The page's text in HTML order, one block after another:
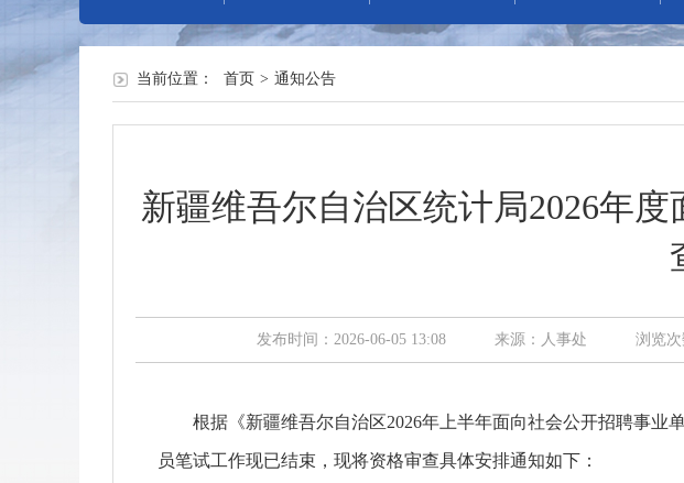
当前位置： 首页 > 通知公告
新疆维吾尔自治区统计局2026年
发布时间：2026-06-05 13:08 来源：人事处 浏览次
根据《新疆维吾尔自治区2026年上半年面向社会公开招聘事业
员笔试工作现已结束，现将资格审查具体安排通知如下：